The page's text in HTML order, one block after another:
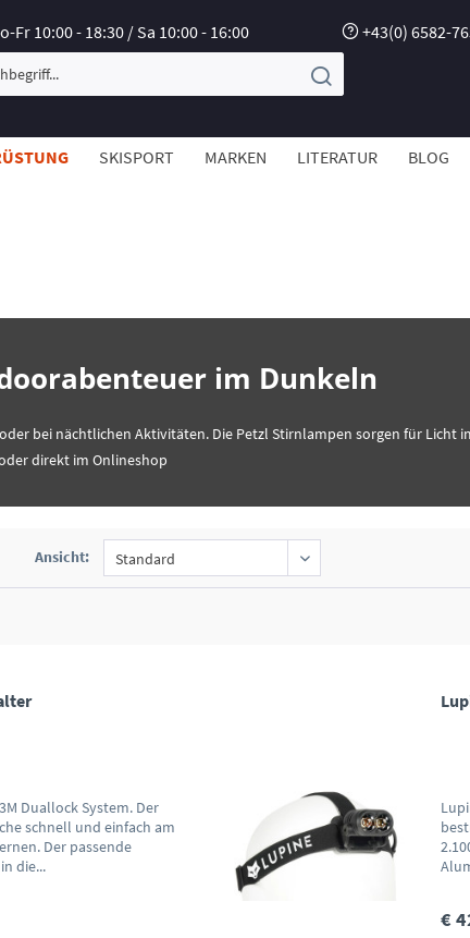
Fr 10:00 - 18:30 / Sa 10:00 - 16:00 +43(0) 6582-
SKISPORT MARKEN LITERATUR BLOG
im Dunkeln
bei nächtlichen Aktivitäten. Die Petzl Stirnlampen sorgen für Licht
direkt im Onlineshop
Ansicht:
Duallock System. Der
schnell und einfach am
Der passende
die...
€